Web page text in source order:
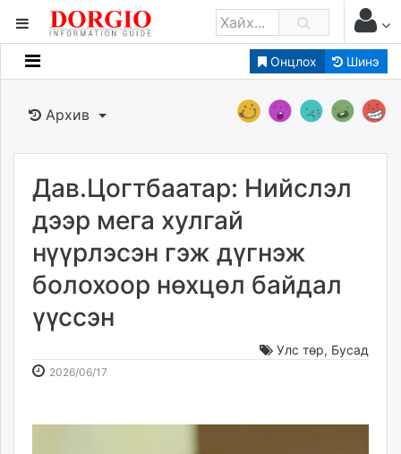
Онцлох Шинэ
Мэдээллийн
Банк санхүү
Бизнес ААН
Төрийн
Нийслэлийн
dorgio.mn
Gogo.mn
news.mn
Baabar.mn
Архив
Дав.Цогтбаатар: Нийслэл
дээр мега хулгай
нүүрлэсэн гэж дүгнэж
болохоор нөхцөл байдал
үүссэн
Улс төр, Бусад
2026/06/17